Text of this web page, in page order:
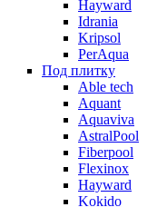
Hayward
Idrania
Kripsol
PerAqua
Под плитку
Able tech
Aquant
Aquaviva
AstralPool
Fiberpool
Flexinox
Hayward
Kokido